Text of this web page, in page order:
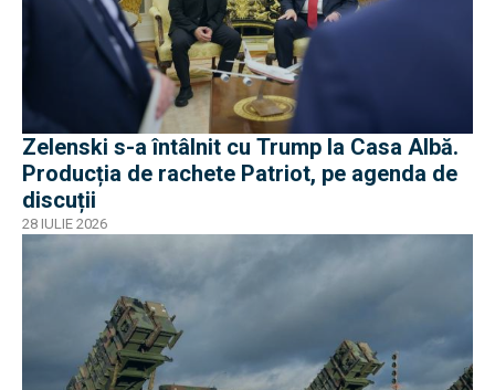
Zelenski s-a întâlnit cu Trump la Casa Albă.
Producția de rachete Patriot, pe agenda de
discuții
28 IULIE 2026